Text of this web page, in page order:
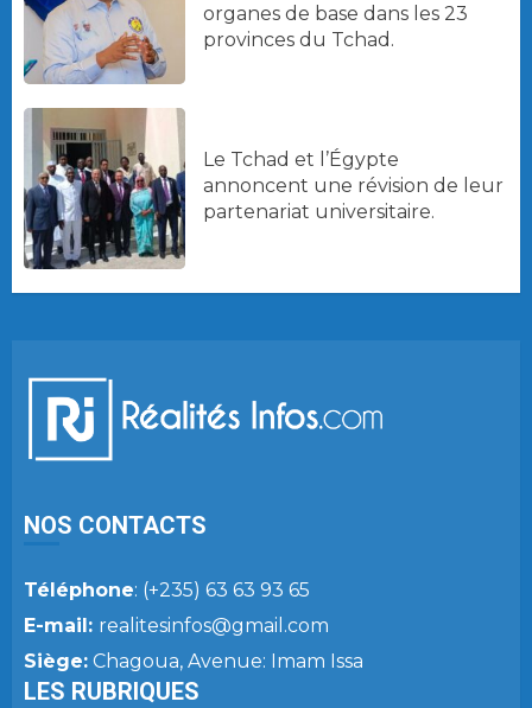
organes de base dans les 23
provinces du Tchad.
Le Tchad et l’Égypte
annoncent une révision de leur
partenariat universitaire.
NOS CONTACTS
Téléphone: (+235) 63 63 93 65
E-mail: realitesinfos@gmail.com
Siège: Chagoua, Avenue: Imam Issa
LES RUBRIQUES